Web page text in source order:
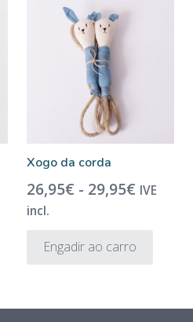
Xogo da corda
26,95€ - 29,95€ Rango
desde
29,95€
IVE
incl.
Engadir ao carro